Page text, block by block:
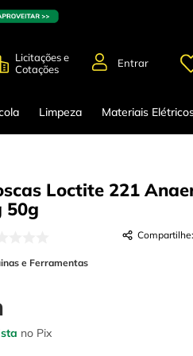
Licitações e
Cotações
Entrar
Limpeza Materiais
Loctite 221
50g
e Ferramentas
no Pix